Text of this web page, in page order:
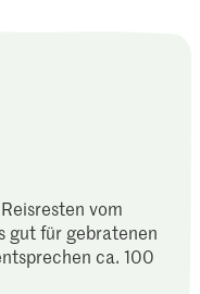
vom
gut für gebratenen
ca. 100